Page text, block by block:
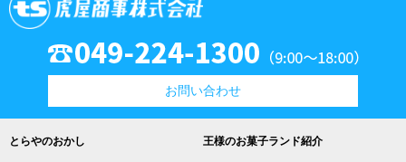
お問い合わせ
とらやのおかし 王様のお菓子ランド紹介